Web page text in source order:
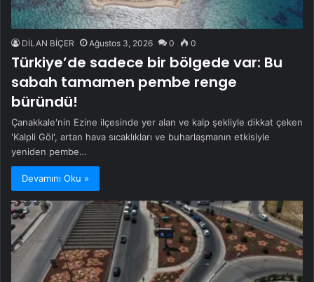
DİLAN BİÇER Ağustos 3, 2026 0 0
Türkiye’de sadece bir bölgede var: Bu
sabah tamamen pembe renge
büründü!
Çanakkale'nin Ezine ilçesinde yer alan ve kalp şekliyle dikkat çeken
'Kalpli Göl', artan hava sıcaklıkları ve buharlaşmanın etkisiyle
yeniden pembe…
Devamını Oku »